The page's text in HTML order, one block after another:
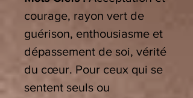
courage, rayon vert de
guérison, enthousiasme et
dépassement de soi, vérité
du cœur. Pour ceux qui se
sentent seuls ou